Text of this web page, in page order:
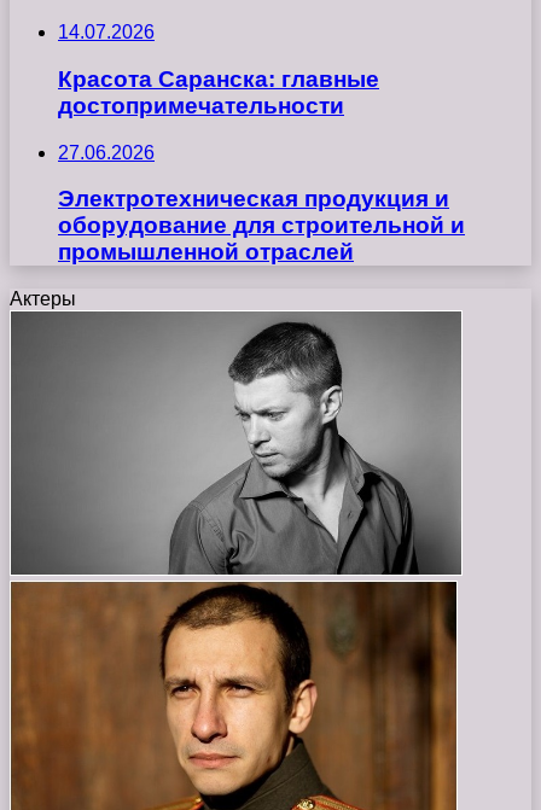
14.07.2026
Красота Саранска: главные
достопримечательности
27.06.2026
Электротехническая продукция и
оборудование для строительной и
промышленной отраслей
Актеры